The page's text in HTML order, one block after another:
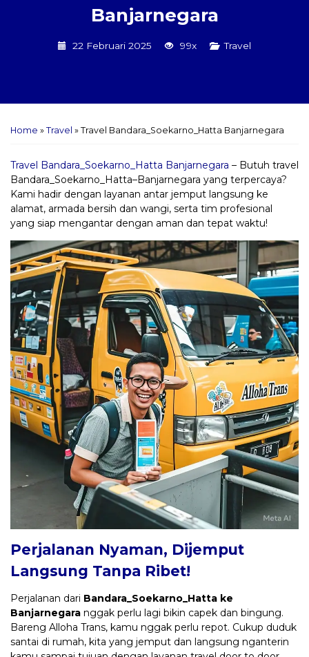
Banjarnegara
22 Februari 2025 99x Travel
Home » Travel » Travel Bandara_Soekarno_Hatta Banjarnegara
Travel Bandara_Soekarno_Hatta Banjarnegara – Butuh travel
Bandara_Soekarno_Hatta–Banjarnegara yang terpercaya?
Kami hadir dengan layanan antar jemput langsung ke
alamat, armada bersih dan wangi, serta tim profesional
yang siap mengantar dengan aman dan tepat waktu!
Perjalanan Nyaman, Dijemput
Langsung Tanpa Ribet!
Perjalanan dari Bandara_Soekarno_Hatta ke
Banjarnegara nggak perlu lagi bikin capek dan bingung.
Bareng Alloha Trans, kamu nggak perlu repot. Cukup duduk
santai di rumah, kita yang jemput dan langsung nganterin